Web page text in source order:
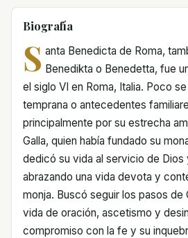
Biografía
S anta Benedicta de Roma,
Benedikta o Benedetta, fue
el siglo VI en Roma, Italia. Poco
temprana o antecedentes
principalmente por su estrecha
Galla, quien había fundado su
dedicó su vida al servicio de Dios
abrazando una vida devota y
monja. Buscó seguir los pasos de
vida de oración, ascetismo y
compromiso con la fe y su